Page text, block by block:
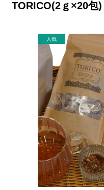
TORICO(2ｇ×20包)